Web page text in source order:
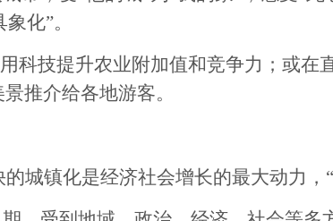
化”。
技提升农业附加值和竞争力；或在
推介给各地游客。
镇化是经济社会增长的最大动力，“